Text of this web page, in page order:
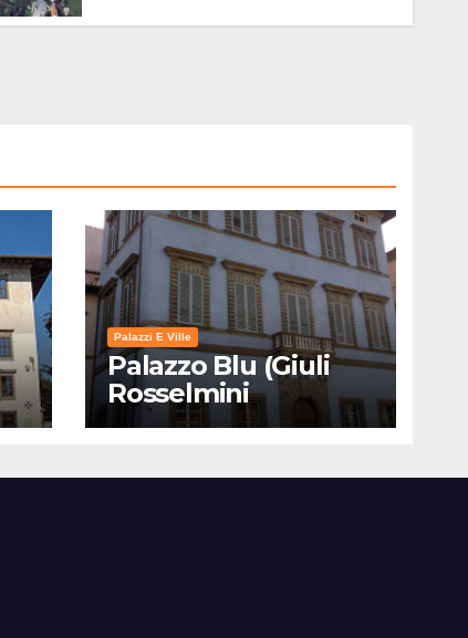
Palazzi E Ville
Palazzo Blu (Giuli
Rosselmini
Gualandi) – Pisa:
Visita